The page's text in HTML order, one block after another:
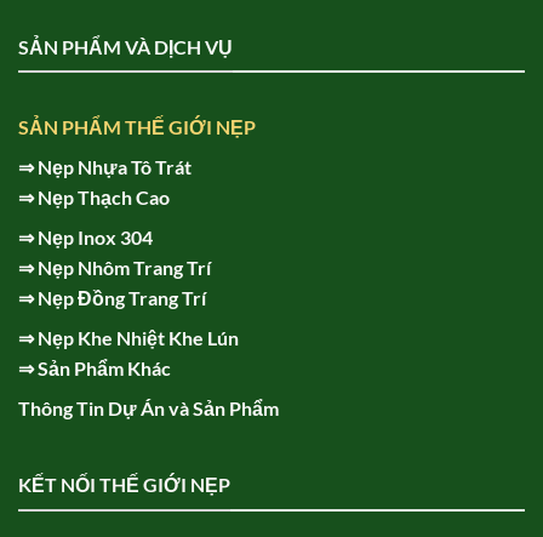
SẢN PHẨM VÀ DỊCH VỤ
SẢN PHẨM THẾ GIỚI NẸP
⇒Nẹp Nhựa Tô Trát
⇒Nẹp Thạch Cao
⇒Nẹp Inox 304
⇒Nẹp Nhôm Trang Trí
⇒Nẹp Đồng Trang Trí
⇒Nẹp Khe Nhiệt Khe Lún
⇒Sản Phẩm Khác
Thông Tin Dự Án và Sản Phẩm
KẾT NỐI THẾ GIỚI NẸP